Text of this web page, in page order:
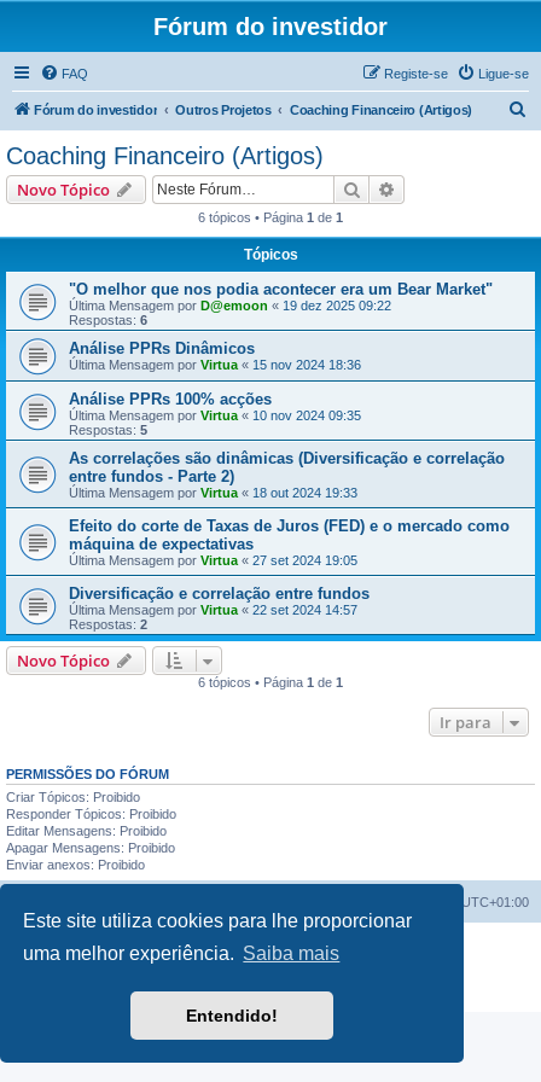
Este site utiliza cookies para lhe proporcionar
uma melhor experiência. Saiba mais
Entendido!
Fórum do investidor
FAQ Ligue-se
Registe-se
Fórum do investidor Outros Projetos Coaching Financeiro (Artigos)
Coaching Financeiro (Artigos)
Novo Tópico Pesquisar
6 tópicos • Página 1 de 1
Tópicos
"O melhor que nos podia acontecer era um Bear Market"
Última Mensagem por D@emoon « 19 dez 2025 09:22
Respostas: 6
Análise PPRs Dinâmicos
Última Mensagem por Virtua « 15 nov 2024 18:36
Análise PPRs 100% acções
Última Mensagem por Virtua « 10 nov 2024 09:35
Respostas: 5
As correlações são dinâmicas (Diversificação e correlação
entre fundos - Parte 2)
Última Mensagem por Virtua « 18 out 2024 19:33
Efeito do corte de Taxas de Juros (FED) e o mercado como
máquina de expectativas
Última Mensagem por Virtua « 27 set 2024 19:05
Diversificação e correlação entre fundos
Última Mensagem por Virtua « 22 set 2024 14:57
Respostas: 2
Novo Tópico
6 tópicos • Página 1 de 1
Ir para
PERMISSÕES DO FÓRUM
Criar Tópicos: Proibido
Responder Tópicos: Proibido
Editar Mensagens: Proibido
Apagar Mensagens: Proibido
Enviar anexos: Proibido
UTC+01:00
Desenvolvido por phpBB
® Forum Software © phpBB Limited
Traduzido por:phpBB Portugal